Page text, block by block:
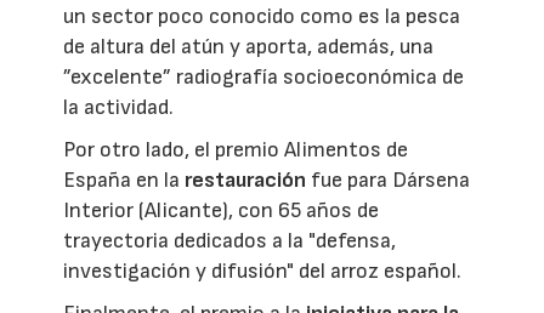
un sector poco conocido como es la pesca
de altura del atún y aporta, además, una
”excelente” radiografía socioeconómica de
la actividad.
Por otro lado, el premio Alimentos de
España en la restauración fue para Dársena
Interior (Alicante), con 65 años de
trayectoria dedicados a la "defensa,
investigación y difusión" del arroz español.